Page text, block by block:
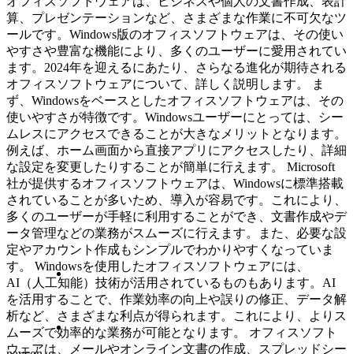
算、プレゼンテーションなど、さまざまな作業に不可欠なツ
ールです。Windows版のオフィスソフトウェアは、その使い
やすさや豊富な機能により、多くのユーザーに愛用されてい
ます。2024年を迎えるにあたり、さらなる進化が期待される
オフィスソフトウェアについて、詳しく説明します。 ま
ず、Windowsをベースとしたオフィスソフトウェアは、その
使いやすさが特徴です。Windowsユーザーにとっては、シー
ムレスにアクセスできることが大きなメリットとなります。
例えば、ホーム画面から直接アプリにアクセスしたり、詳細
な設定を変更したりすることが簡単に行えます。 Microsoft
社が提供するオフィスソフトウェアは、Windowsに標準搭載
されていることが多いため、導入が容易です。これにより、
多くのユーザーが手軽に利用することができ、文書作成やデ
ータ管理などの業務がスムーズに行えます。また、必要な設
定やアカウント作成もシンプルでわかりやすくなっていま
す。 Windowsを使用したオフィスソフトウェアには、
AI（人工知能）技術が活用されているものもあります。AI
を活用することで、作業効率の向上や誤りの修正、データ解
析など、さまざまな利点が得られます。これにより、よりス
ムーズで効率的な業務が可能となります。 オフィスソフト
ウェアは、メールやオンライン文書の作成、スプレッドシー